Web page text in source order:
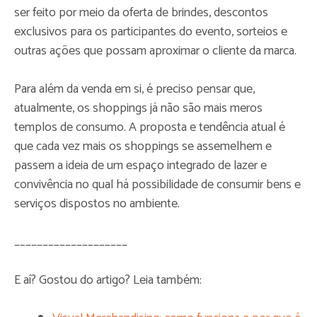
ser feito por meio da oferta de brindes, descontos
exclusivos para os participantes do evento, sorteios e
outras ações que possam aproximar o cliente da marca.
Para além da venda em si, é preciso pensar que,
atualmente, os shoppings já não são mais meros
templos de consumo. A proposta e tendência atual é
que cada vez mais os shoppings se assemelhem e
passem a ideia de um espaço integrado de lazer e
convivência no qual há possibilidade de consumir bens e
serviços dispostos no ambiente.
____________________
E aí? Gostou do artigo? Leia também: